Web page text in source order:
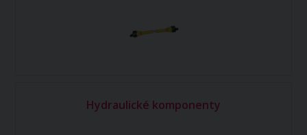
Hydraulické komponenty